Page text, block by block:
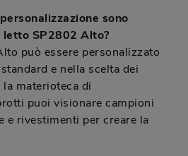
sono
SP2802 Alto?
può essere personalizzato
e nella scelta dei
materioteca di
puoi visionare campioni
e rivestimenti per creare la